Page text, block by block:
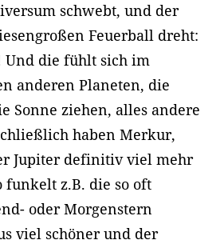
schwebt, und der
Feuerball dreht:
Und die fühlt sich im
anderen Planeten, die
Sonne ziehen, alles andere
haben Merkur,
Jupiter definitiv viel mehr
funkelt z.B. die so oft
oder Morgenstern
viel schöner und der